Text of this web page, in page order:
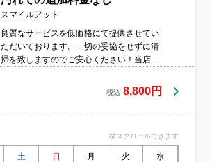
スマイルアット
良質なサービスを低価格にて提供させてい
ただいております。一切の妥協をせずに清
掃を致しますのでご安心ください！当店の
います。はじめまして。スマイルアットの
永井と申します。創業3年。毎日使い、汚れ
始めました。♪当店名「スマイルアット」は
「お客様に笑顔を。」からきております素
税込 8,800円
横スクロールできます
土 日 月 火 水